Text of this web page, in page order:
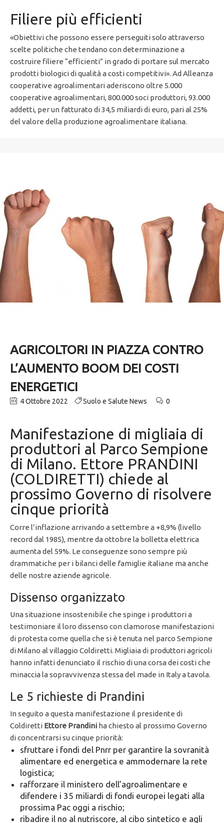
Filiere più efficienti
«Obiettivi che possono essere perseguiti solo attraverso
scelte politiche che tendano con determinazione a
costruire filiere “efficienti” in grado di portare sul mercato
prodotti biologici di qualità a costi competitivi». Ad Alleanza
cooperative agroalimentari aderiscono oltre 5.000
cooperative agroalimentari, 800.000 soci produttori, 93.000
addetti, per un fatturato di 34,5 miliardi di euro, pari al 25%
del valore della produzione agroalimentare italiana.
AGRICOLTORI IN PIAZZA CONTRO
L’AUMENTO BOOM DEI COSTI
ENERGETICI
4 Ottobre 2022 Suolo e Salute News 0
Manifestazione di migliaia di
produttori al Parco Sempione
di Milano. Ettore PRANDINI
(COLDIRETTI) chiede al
prossimo Governo di risolvere
cinque priorità
Corre l’inflazione arrivando a settembre a +8,9% (livello
record dal 1985), mentre da ottobre la bolletta elettrica
aumenta del 59%. Le conseguenze sono sempre più
drammatiche per i bilanci delle famiglie italiane ma anche
delle nostre aziende agricole.
Dissenso organizzato
Una situazione insostenibile che spinge i produttori a
testimoniare il loro dissenso con clamorose manifestazioni
di protesta come quella che si è tenuta nel parco Sempione
di Milano al villaggio Coldiretti. Migliaia di produttori agricoli
hanno infatti denunciato il rischio di una corsa dei costi che
minaccia la sopravvivenza stessa del made in Italy a tavola.
Le 5 richieste di Prandini
In seguito a questa manifestazione il presidente di
Coldiretti Ettore Prandini ha chiesto al prossimo Governo
di concentrarsi su cinque priorità:
sfruttare i fondi del Pnrr per garantire la sovranità
alimentare ed energetica e ammodernare la rete
logistica;
rafforzare il ministero dell’agroalimentare e
difendere i 35 miliardi di fondi europei legati alla
prossima Pac oggi a rischio;
ribadire il no al nutriscore, al cibo sintetico e agli